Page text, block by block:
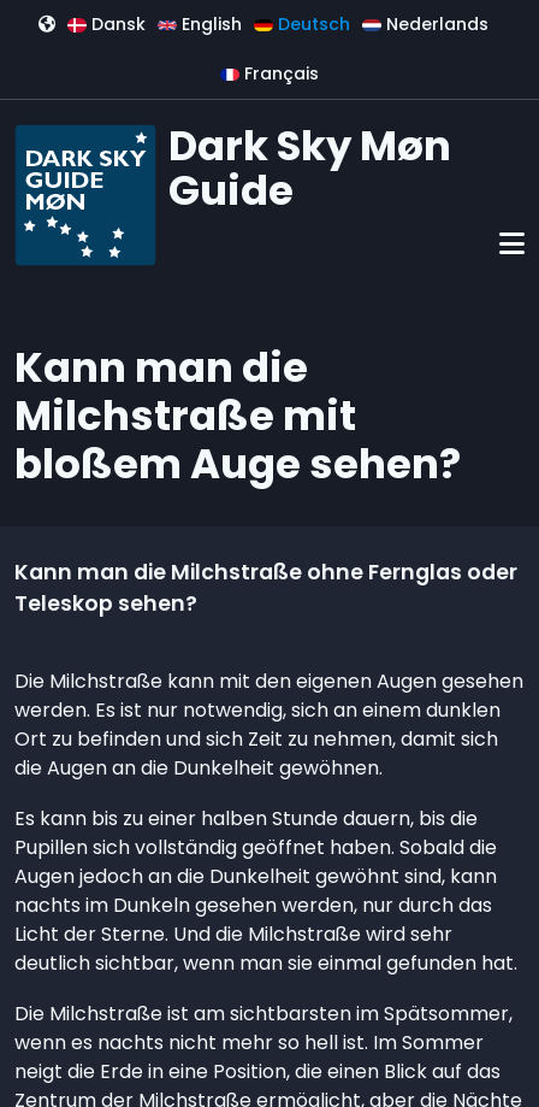
Direkt zum Inhalt
Dansk English Deutsch Nederlands
Français
Dark Sky Møn
Guide
Kann man die
Milchstraße mit
bloßem Auge sehen?
Kann man die Milchstraße ohne Fernglas oder
Teleskop sehen?
Die Milchstraße kann mit den eigenen Augen gesehen
werden. Es ist nur notwendig, sich an einem dunklen
Ort zu befinden und sich Zeit zu nehmen, damit sich
die Augen an die Dunkelheit gewöhnen.
Es kann bis zu einer halben Stunde dauern, bis die
Pupillen sich vollständig geöffnet haben. Sobald die
Augen jedoch an die Dunkelheit gewöhnt sind, kann
nachts im Dunkeln gesehen werden, nur durch das
Licht der Sterne. Und die Milchstraße wird sehr
deutlich sichtbar, wenn man sie einmal gefunden hat.
Die Milchstraße ist am sichtbarsten im Spätsommer,
wenn es nachts nicht mehr so hell ist. Im Sommer
neigt die Erde in eine Position, die einen Blick auf das
Zentrum der Milchstraße ermöglicht, aber die Nächte